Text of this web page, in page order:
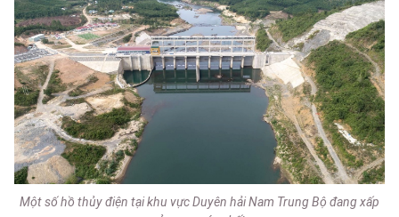
Một số hồ thủy điện tại khu vực Duyên hải Nam Trung Bộ đang xấp